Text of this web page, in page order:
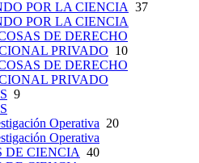
POR LA CIENCIA 37
POR LA CIENCIA
DE DERECHO
PRIVADO 10
DE DERECHO
PRIVADO
9
Operativa 20
Operativa
DE CIENCIA 40